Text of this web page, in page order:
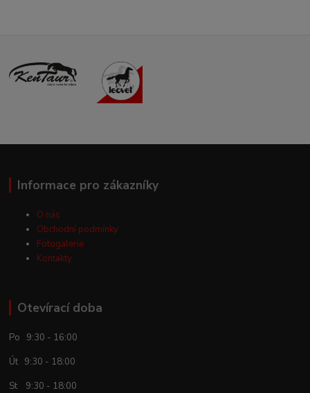
Informace pro zákazníky
O nás
Obchodní podmínky
Fotogalerie
Kontakty
Otevírací doba
Po 9:30 - 16:00
Út 9:30 - 18:00
St 9:30 - 18:00